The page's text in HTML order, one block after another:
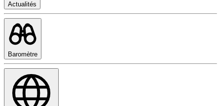
Actualités
Baromètre